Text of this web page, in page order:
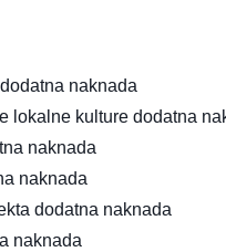
dodatna naknada
lokalne kulture dodatna
naknada
naknada
dodatna naknada
naknada